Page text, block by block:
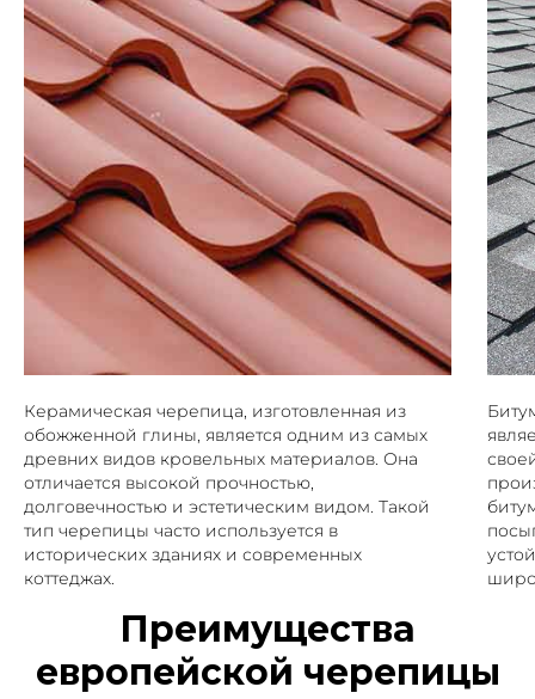
Керамическая черепица, изготовленная из
обожженной глины, является одним из самых
древних видов кровельных материалов. Она
отличается высокой прочностью,
долговечностью и эстетическим видом. Такой
тип черепицы часто используется в
исторических зданиях и современных
коттеджах.
Преимущества
европейской черепицы